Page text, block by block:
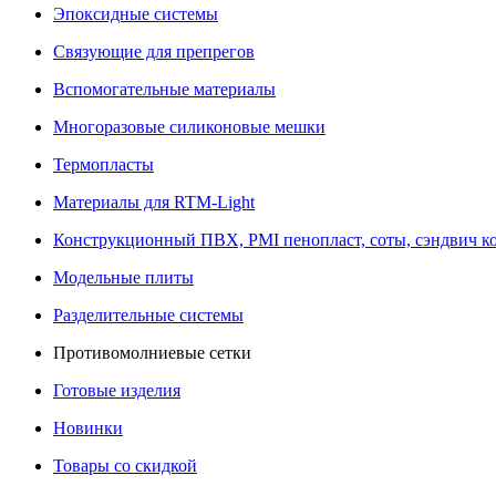
Эпоксидные системы
Связующие для препрегов
Вспомогательные материалы
Многоразовые силиконовые мешки
Термопласты
Материалы для RTM-Light
Конструкционный ПВХ, PMI пенопласт, соты, сэндвич
Модельные плиты
Разделительные системы
Противомолниевые сетки
Готовые изделия
Новинки
Товары со скидкой